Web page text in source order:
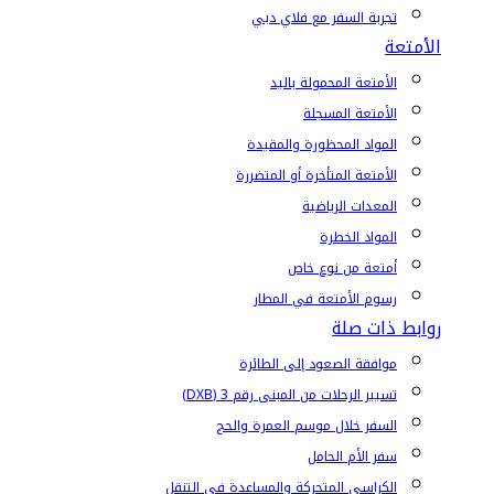
تجربة السفر مع فلاي دبي
الأمتعة
الأمتعة المحمولة باليد
الأمتعة المسجلة
المواد المحظورة والمقيدة
الأمتعة المتأخرة أو المتضررة
المعدات الرياضية
المواد الخطرة
أمتعة من نوع خاص
رسوم الأمتعة في المطار
روابط ذات صلة
موافقة الصعود إلى الطائرة
تسيير الرحلات من المبنى رقم 3 (DXB)
السفر خلال موسم العمرة والحج
سفر الأم الحامل
الكراسي المتحركة والمساعدة في التنقل